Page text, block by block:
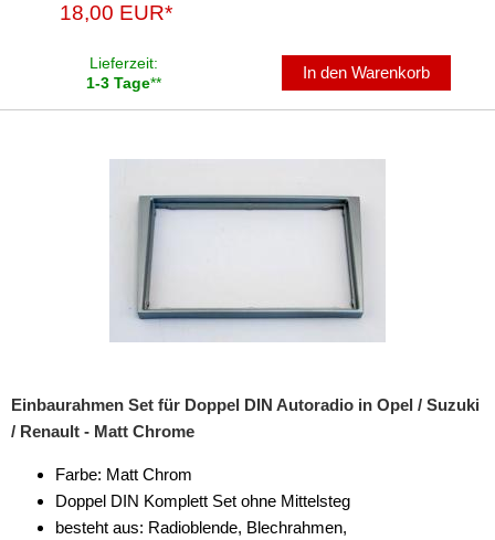
18,00 EUR*
Lieferzeit:
1-3 Tage**
In den Warenkorb
Einbaurahmen Set für Doppel DIN Autoradio in Opel / Suzuki
/ Renault - Matt Chrome
Farbe: Matt Chrom
Doppel DIN Komplett Set ohne Mittelsteg
besteht aus: Radioblende, Blechrahmen,